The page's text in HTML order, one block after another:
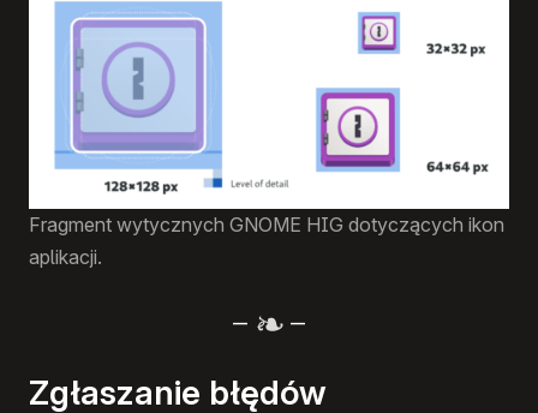
Fragment wytycznych GNOME HIG dotyczących ikon
aplikacji.
– –
Zgłaszanie błędów